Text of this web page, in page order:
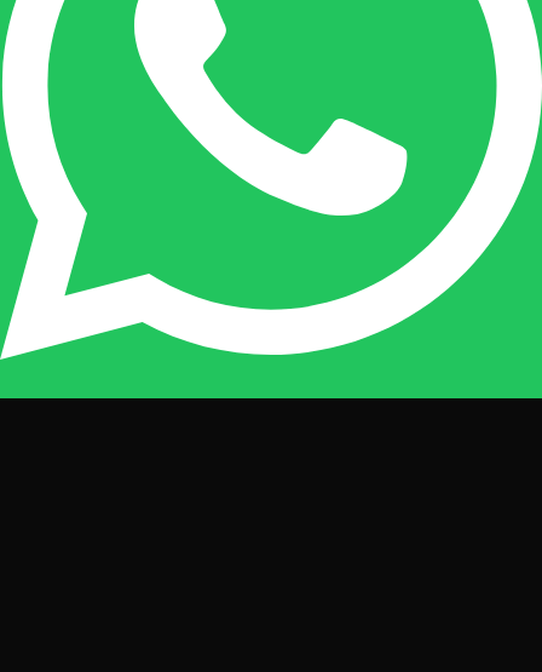
Geen producten in de
winkelwagen.
Go To Shop